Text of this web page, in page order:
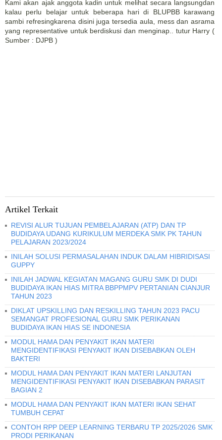
Kami akan ajak anggota kadin untuk melihat secara langsungdan
kalau perlu belajar untuk beberapa hari di BLUPBB karawang
sambi refresingkarena disini juga tersedia aula, mess dan asrama
yang representative untuk berdiskusi dan menginap.. tutur Harry (
Sumber : DJPB )
Artikel Terkait
REVISI ALUR TUJUAN PEMBELAJARAN (ATP) DAN TP
BUDIDAYA UDANG KURIKULUM MERDEKA SMK PK TAHUN
PELAJARAN 2023/2024
INILAH SOLUSI PERMASALAHAN INDUK DALAM HIBRIDISASI
GUPPY
INILAH JADWAL KEGIATAN MAGANG GURU SMK DI DUDI
BUDIDAYA IKAN HIAS MITRA BBPPMPV PERTANIAN CIANJUR
TAHUN 2023
DIKLAT UPSKILLING DAN RESKILLING TAHUN 2023 PACU
SEMANGAT PROFESIONAL GURU SMK PERIKANAN
BUDIDAYA IKAN HIAS SE INDONESIA
MODUL HAMA DAN PENYAKIT IKAN MATERI
MENGIDENTIFIKASI PENYAKIT IKAN DISEBABKAN OLEH
BAKTERI
MODUL HAMA DAN PENYAKIT IKAN MATERI LANJUTAN
MENGIDENTIFIKASI PENYAKIT IKAN DISEBABKAN PARASIT
BAGIAN 2
MODUL HAMA DAN PENYAKIT IKAN MATERI IKAN SEHAT
TUMBUH CEPAT
CONTOH RPP DEEP LEARNING TERBARU TP 2025/2026 SMK
PRODI PERIKANAN